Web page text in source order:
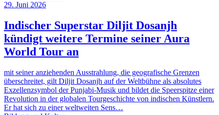
29. Juni 2026
Indischer Superstar Diljit Dosanjh
kündigt weitere Termine seiner Aura
World Tour an
mit seiner anziehenden Ausstrahlung, die geografische Grenzen
überschreitet, gilt Diljit Dosanjh auf der Weltbühne als absolutes
Exzellenzsymbol der Punjabi-Musik und bildet die Speerspitze einer
Revolution in der globalen Tourgeschichte von indischen Künstlern.
Er hat sich zu einer weltweiten Sens…